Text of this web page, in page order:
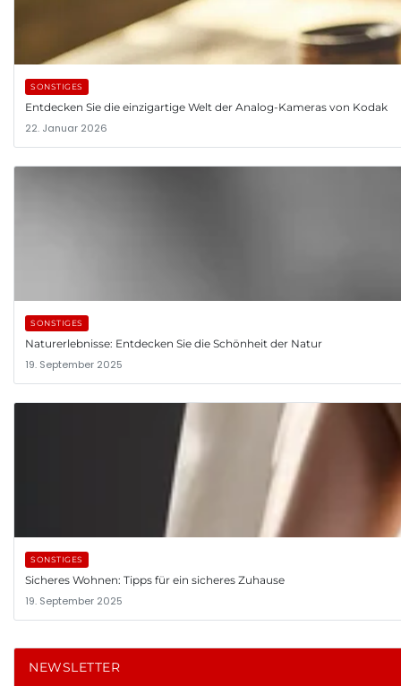
SONSTIGES
Entdecken Sie die einzigartige Welt der Analog-Kameras von Kodak
22. Januar 2026
SONSTIGES
Naturerlebnisse: Entdecken Sie die Schönheit der Natur
19. September 2025
SONSTIGES
Sicheres Wohnen: Tipps für ein sicheres Zuhause
19. September 2025
NEWSLETTER